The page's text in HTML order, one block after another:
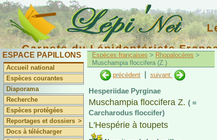
Carnets du Lépidoptériste
ESPACE PAPILLONS
Accueil national
Espèces courantes
Diaporama
Recherche
Espèces protégées
Reportages et dossiers >
Docs à télécharger
Espèces françaises > Rhopalocères >
Muschampia floccifera (Z.)
précédent
suivant
Hesperiidae Pyrginae
Muschampia floccifera Z. ( =
Carcharodus floccifer)
L'Hespérie à toupets